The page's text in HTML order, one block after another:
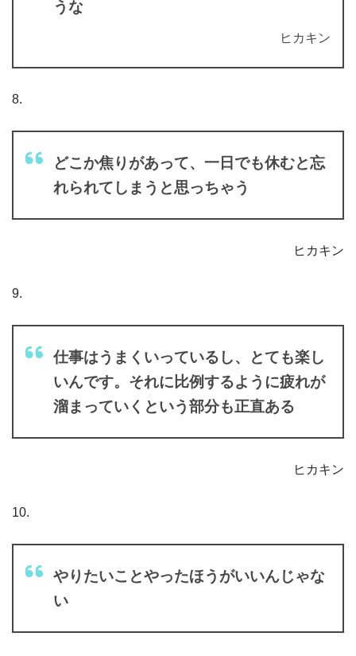
うな
ヒカキン
8.
どこか焦りがあって、一日でも休むと忘
れられてしまうと思っちゃう
ヒカキン
9.
仕事はうまくいっているし、とても楽し
いんです。それに比例するように疲れが
溜まっていくという部分も正直ある
ヒカキン
10.
やりたいことやったほうがいいんじゃな
い